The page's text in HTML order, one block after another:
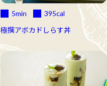
5min 395cal
極撰アボカドしらす丼